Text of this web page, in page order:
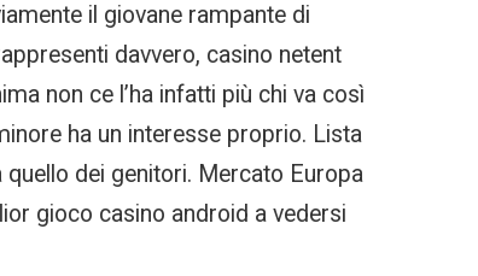
il giovane rampante di
davvero, casino netent
non ce l’ha infatti più chi va così
ha un interesse proprio. Lista
dei genitori. Mercato Europa
gioco casino android a vedersi